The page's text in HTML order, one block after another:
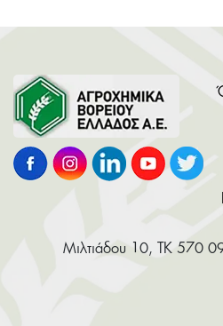
Μιλτιάδου 10, ΤΚ 570